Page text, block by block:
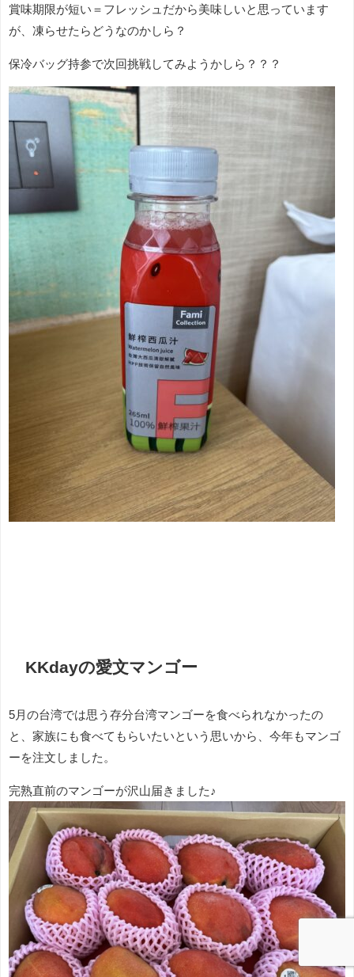
賞味期限が短い＝フレッシュだから美味しいと思っています
が、凍らせたらどうなのかしら？
保冷バッグ持参で次回挑戦してみようかしら？？？
KKdayの愛文マンゴー
5月の台湾では思う存分台湾マンゴーを食べられなかったの
と、家族にも食べてもらいたいという思いから、今年もマンゴ
ーを注文しました。
完熟直前のマンゴーが沢山届きました♪